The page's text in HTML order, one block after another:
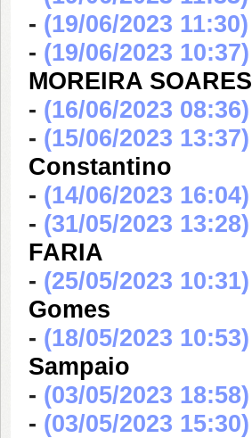
- (19/06/2023 11:30)
- (19/06/2023 10:37)
MOREIRA SOARES
- (16/06/2023 08:36)
- (15/06/2023 13:37)
Constantino
- (14/06/2023 16:04)
- (31/05/2023 13:28)
FARIA
- (25/05/2023 10:31)
Gomes
- (18/05/2023 10:53)
Sampaio
- (03/05/2023 18:58)
- (03/05/2023 15:30)